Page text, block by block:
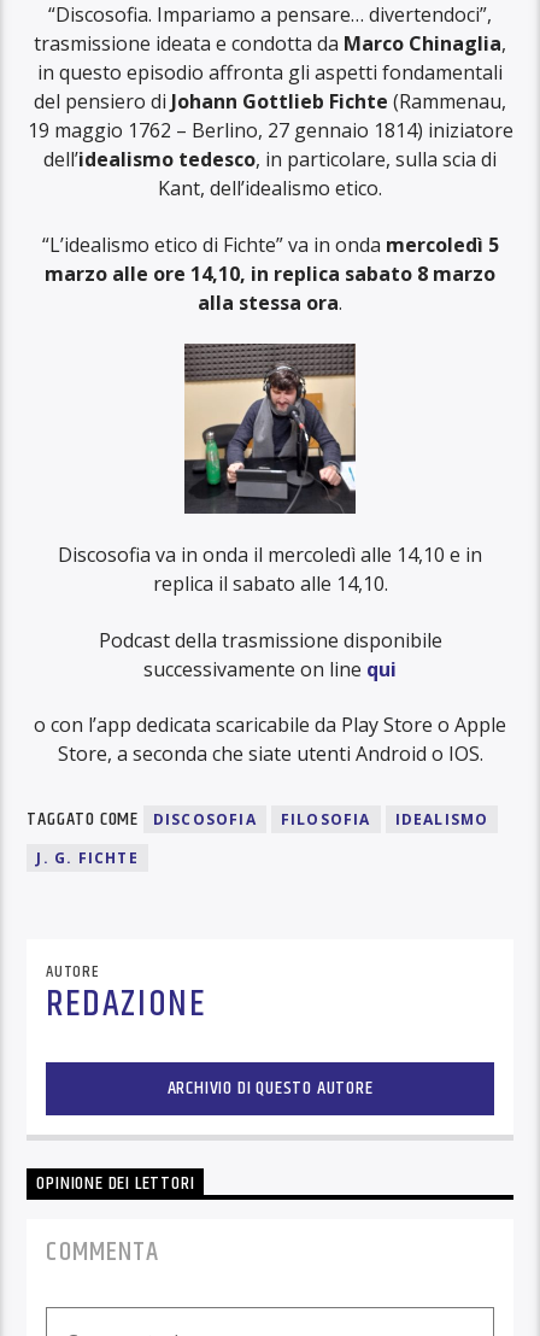
“Discosofia. Impariamo a pensare… divertendoci”,
trasmissione ideata e condotta da Marco Chinaglia,
in questo episodio affronta gli aspetti fondamentali
del pensiero di Johann Gottlieb Fichte (Rammenau,
19 maggio 1762 – Berlino, 27 gennaio 1814) iniziatore
dell’idealismo tedesco, in particolare, sulla scia di
Kant, dell’idealismo etico.
“L’idealismo etico di Fichte” va in onda mercoledì 5
marzo alle ore 14,10, in replica sabato 8 marzo
alla stessa ora.
Discosofia va in onda il mercoledì alle 14,10 e in
replica il sabato alle 14,10.
Podcast della trasmissione disponibile
successivamente on line qui
o con l’app dedicata scaricabile da Play Store o Apple
Store, a seconda che siate utenti Android o IOS.
TAGGATO COME DISCOSOFIA FILOSOFIA
IDEALISMO
J. G. FICHTE
AUTORE
REDAZIONE
ARCHIVIO DI QUESTO AUTORE
OPINIONE DEI LETTORI
COMMENTA